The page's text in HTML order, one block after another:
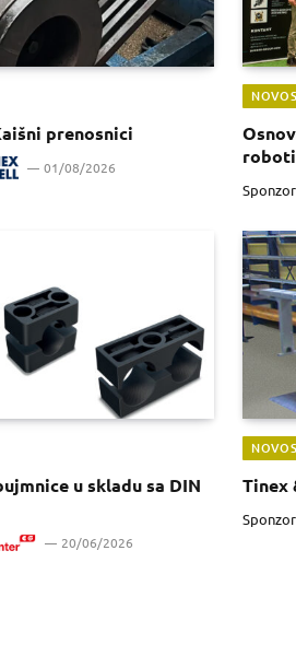
prenosnici
01/08/2026
u skladu sa DIN
20/06/2026
Tinex